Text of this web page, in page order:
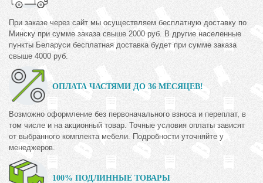
При заказе через сайт мы осуществляем бесплатную доставку по
Минску при сумме заказа свыше 2000 руб. В другие населенные
пункты Беларуси бесплатная доставка будет при сумме заказа
свыше 4000 руб.
ОПЛАТА ЧАСТЯМИ ДО 36 МЕСЯЦЕВ!
Возможно оформление без первоначального взноса и переплат, в
том числе и на акционный товар. Точные условия оплаты зависят
от выбранного комплекта мебели. Подробности уточняйте у
менеджеров.
100% ПОДЛИННЫЕ ТОВАРЫ